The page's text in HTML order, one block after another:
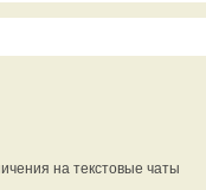
на текстовые чаты